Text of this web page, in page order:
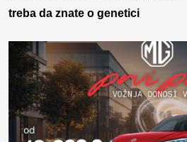
treba da znate o genetici